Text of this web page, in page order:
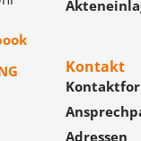
Kontakt
Adressen